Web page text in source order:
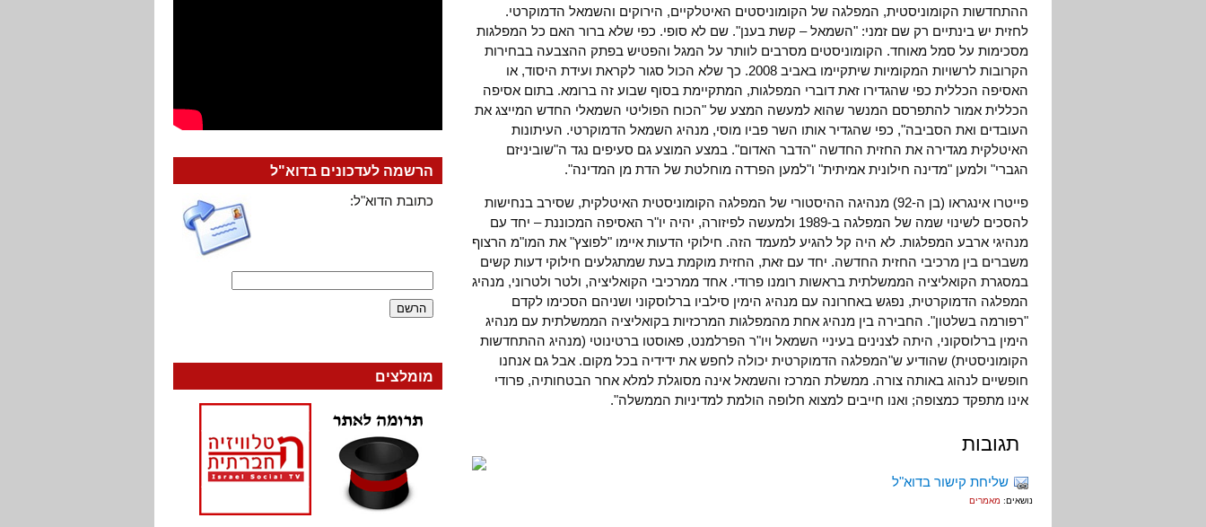
ההתחדשות הקומוניסטית, המפלגה של הקומוניסטים האיטלקיים, הירוקים והשמאל הדמוקרטי.
לחזית יש בינתיים רק שם זמני: "השמאל – קשת בענן". שם לא סופי. כפי שלא ברור האם כל המפלגות
מסכימות על סמל מאוחד. הקומוניסטים מסרבים לוותר על המגל והפטיש בפתק ההצבעה בבחירות
הקרובות לרשויות המקומיות שיתקיימו באביב 2008. כך שלא הכול סגור לקראת ועידת היסוד, או
האסיפה הכללית כפי שהגדירו זאת דוברי המפלגות, המתקיימת בסוף שבוע זה ברומא. בתום אסיפה
הכללית אמור להתפרסם המנשר שהוא למעשה המצע של "הכוח הפוליטי השמאלי החדש המייצג את
העובדים ואת הסביבה", כפי שהגדיר אותו השר פביו מוסי, מנהיג השמאל הדמוקרטי. העיתונות
האיטלקית מגדירה את החזית החדשה "הדבר האדום". במצע המוצע גם סעיפים נגד ה"שוביניזם
הגברי" ולמען "מדינה חילונית אמיתית" ו"למען הפרדה מוחלטת של הדת מן המדינה".
פייטרו אינגראו (בן ה-92) מנהיגה ההיסטורי של המפלגה הקומוניסטית האיטלקית, שסירב בנחישות
להסכים לשינוי שמה של המפלגה ב-1989 ולמעשה לפיזורה, יהיה יו"ר האסיפה המכוננת – יחד עם
מנהיגי ארבע המפלגות. לא היה קל להגיע למעמד הזה. חילוקי הדעות איימו "לפוצץ" את המו"מ הרצוף
משברים בין מרכיבי החזית החדשה. יחד עם זאת, החזית מוקמת בעת שמתגלעים חילוקי דעות קשים
במסגרת הקואליציה הממשלתית בראשות רומנו פרודי. אחד ממרכיבי הקואליציה, ולטר ולטרוני, מנהיג
המפלגה הדמוקרטית, נפגש באחרונה עם מנהיג הימין סילביו ברלוסקוני ושניהם הסכימו לקדם
"רפורמה בשלטון". החבירה בין מנהיג אחת מהמפלגות המרכזיות בקואליציה הממשלתית עם מנהיג
הימין ברלוסקוני, היתה לצנינים בעיניי השמאל ויו"ר הפרלמנט, פאוסטו ברטינוטי (מנהיג ההתחדשות
הקומוניסטית) שהודיע ש"המפלגה הדמוקרטית יכולה לחפש את ידידיה בכל מקום. אבל גם אנחנו
חופשיים לנהוג באותה צורה. ממשלת המרכז והשמאל אינה מסוגלת למלא אחר הבטחותיה, פרודי
אינו מתפקד כמצופה; ואנו חייבים למצוא חלופה הולמת למדיניות הממשלה".
תגובות
שליחת קישור בדוא"ל
נושאים: מאמרים
הרשמה לעדכונים בדוא"ל
כתובת הדוא"ל:
מומלצים